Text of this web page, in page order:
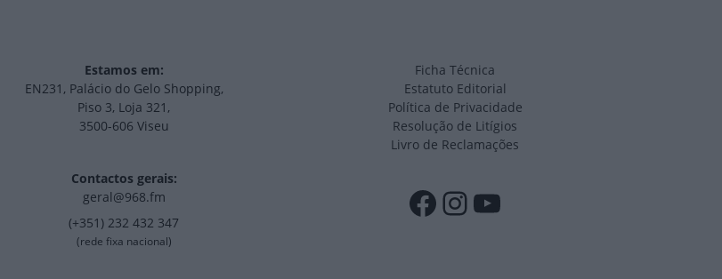
Estamos em:
EN231, Palácio do Gelo Shopping,
Piso 3, Loja 321,
3500-606 Viseu
Contactos gerais:
geral@968.fm
(+351) 232 432 347
(rede fixa nacional)
Ficha Técnica
Estatuto Editorial
Política de Privacidade
Resolução de Litígios
Livro de Reclamações
Facebook
Instagram
YouTube